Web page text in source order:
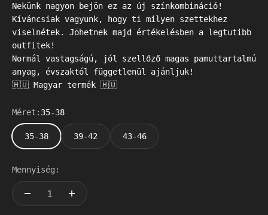
Nekünk nagyon bejön ez az új színkombináció!
Kíváncsiak vagyunk, hogy ti milyen szettekhez
viselnétek. Jöhetnek majd értékelésben a legtutibb
outfitek!
Normál vastagságú, jól szellőző magas pamuttartalmú
anyag, évszaktól függetlenül ajánljuk!
🇭🇺 Magyar termék 🇭🇺
Méret: 35-38
35-38 39-42 43-46
Mennyiség: